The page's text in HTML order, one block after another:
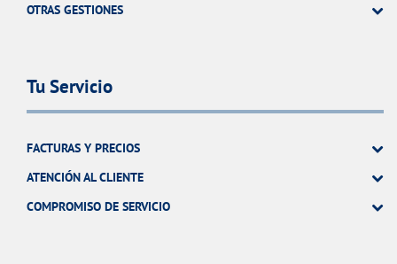
OTRAS GESTIONES
Tu Servicio
FACTURAS Y PRECIOS
ATENCIÓN AL CLIENTE
COMPROMISO DE SERVICIO